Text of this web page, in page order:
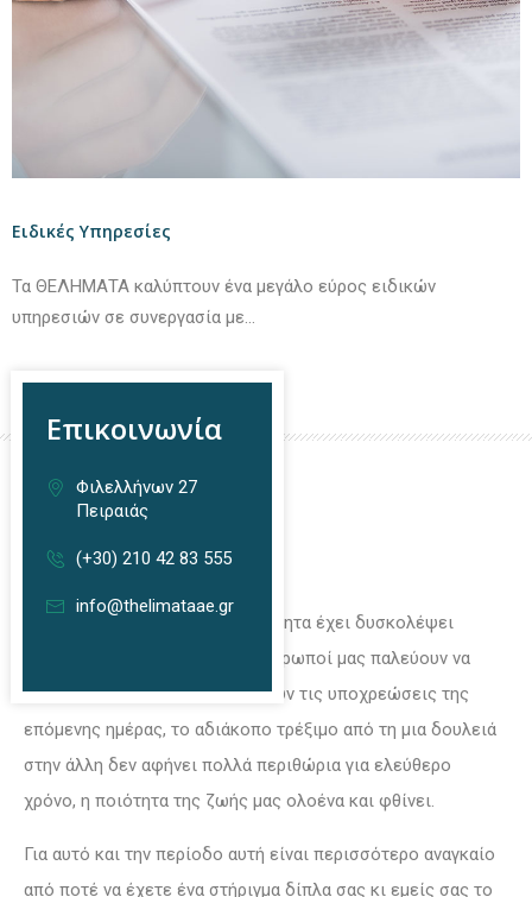
Ειδικές Υπηρεσίες
Τα ΘΕΛΗΜΑΤΑ καλύπτουν ένα μεγάλο εύρος ειδικών
υπηρεσιών σε συνεργασία με...
Σχετικά Με Εμάς
Την περίοδο αυτή η καθημερινότητα έχει δυσκολέψει
αρκετά, οι περισσότεροι συνάνθρωποί μας παλεύουν να
διαχειριστούν και να οργανώσουν τις υποχρεώσεις της
επόμενης ημέρας, το αδιάκοπο τρέξιμο από τη μια δουλειά
στην άλλη δεν αφήνει πολλά περιθώρια για ελεύθερο
χρόνο, η ποιότητα της ζωής μας ολοένα και φθίνει.
Για αυτό και την περίοδο αυτή είναι περισσότερο αναγκαίο
από ποτέ να έχετε ένα στήριγμα δίπλα σας κι εμείς σας το
Επικοινωνία
Φιλελλήνων 27
Πειραιάς
(+30) 210 42 83 555
info@thelimataae.gr